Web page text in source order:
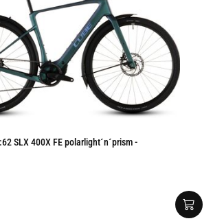
SLX 400X FE polarlight´n´prism -